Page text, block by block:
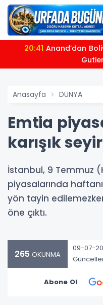
20:41
Anasayfa DÜNYA
Emtia
karışık seyir
İstanbul, 9 Temmuz
piyasalarında
yön tayin
öne çıktı.
265 OKUNMA
09-07-
Abone Ol